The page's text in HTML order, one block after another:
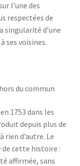
l’une des
respectées de
singularité d’une
ses voisines.
du commun
1753 dans les
depuis plus de
rien d’autre. Le
de cette histoire :
affirmée, sans